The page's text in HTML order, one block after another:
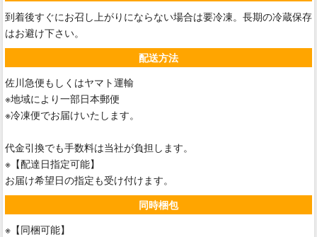
到着後すぐにお召し上がりにならない場合は要冷凍。長期の冷蔵保存
はお避け下さい。
配送方法
佐川急便もしくはヤマト運輸
※地域により一部日本郵便
※冷凍便でお届けいたします。
代金引換でも手数料は当社が負担します。
※【配達日指定可能】
お届け希望日の指定も受け付けます。
同時梱包
※【同梱可能】